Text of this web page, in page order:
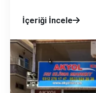
İçeriği İncele